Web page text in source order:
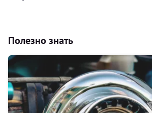
Полезно знать